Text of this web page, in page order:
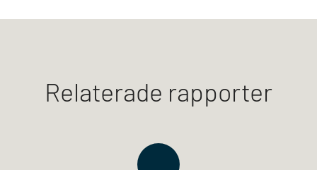
Relaterade rapporter